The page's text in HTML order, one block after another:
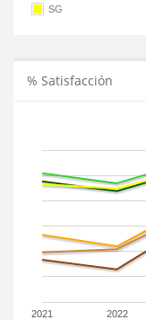
SG
% Satisfacción
2021 2022